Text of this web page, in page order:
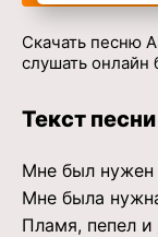
Скачать песню
слушать онлайн
Текст песни
Мне был нужен
Мне была
Пламя, пепел